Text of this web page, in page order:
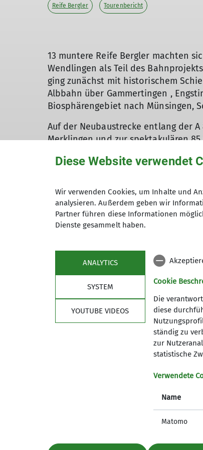
Reife Bergler Tourenbericht
13 muntere Reife Bergler machten
Wendlingen als Teil des
ging zunächst mit historischem
Albbahn über Gammertingen ,
Biosphärengebiet nach Münsingen,
Auf der Neubaustrecke entlang der
Merklingen und zur spektakulären
Mühlhausen im Täle. Es war ein
Von Wendlingen erfolgte
Albrecht Dorow
Diese Website verwendet
Wir verwenden Cookies, um Inhalte und
analysieren. Außerdem geben wir
Partner führen diese Informationen
Dienste gesammelt haben.
ANALYTICS
SYSTEM
YOUTUBE VIDEOS
Cookie
Die
diese
ständig zu
zur
statistische
Verwendete
Name
Matomo